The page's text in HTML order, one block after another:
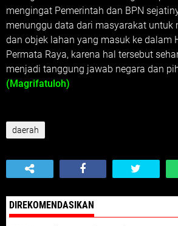
mengingat Pemerintah dan BPN
menunggu data dari masyarakat untuk
dan objek lahan yang masuk ke dalam
Permata Raya, karena hal tersebut
menjadi tanggung jawab negara dan
(Magrifatuloh)
daerah
DIREKOMENDASIKAN